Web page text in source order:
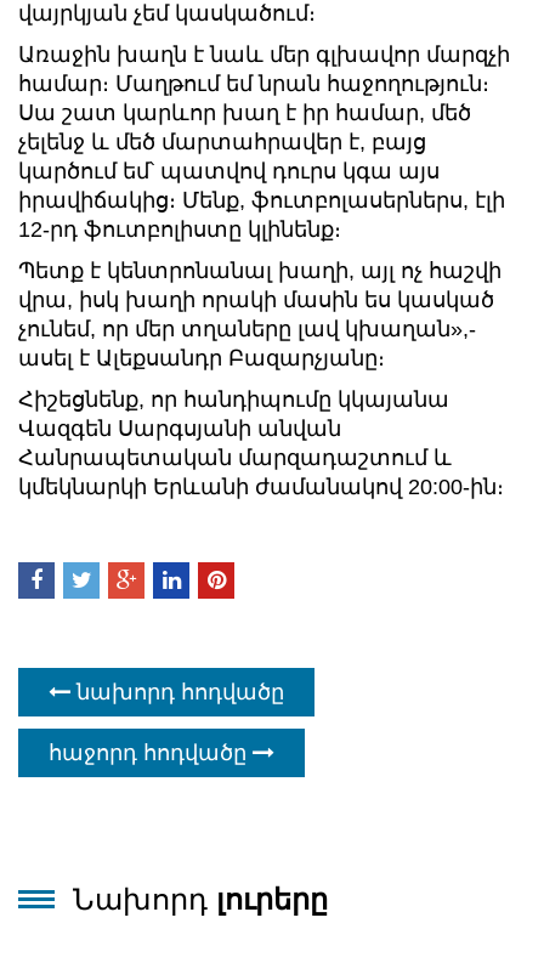
վայրկյան չեմ կասկածում։
Առաջին խաղն է նաև մեր գլխավոր մարզչի
համար։ Մաղթում եմ նրան հաջողություն։
Սա շատ կարևոր խաղ է իր համար, մեծ
չելենջ և մեծ մարտահրավեր է, բայց
կարծում եմ՝ պատվով դուրս կգա այս
իրավիճակից։ Մենք, ֆուտբոլասերներս, էլի
12-րդ ֆուտբոլիստը կլինենք։
Պետք է կենտրոնանալ խաղի, այլ ոչ հաշվի
վրա, իսկ խաղի որակի մասին ես կասկած
չունեմ, որ մեր տղաները լավ կխաղան»,-
ասել է Ալեքսանդր Բազարչյանը։
Հիշեցնենք, որ հանդիպումը կկայանա
Վազգեն Սարգսյանի անվան
Հանրապետական մարզադաշտում և
կմեկնարկի Երևանի ժամանակով 20:00-ին։
նախորդ հոդվածը
հաջորդ հոդվածը
Նախորդ լուրերը